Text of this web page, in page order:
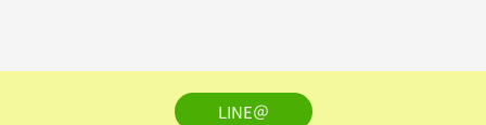
LINE＠